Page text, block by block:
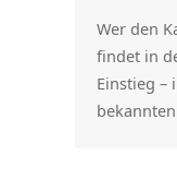
Wer den
findet in
Einstieg –